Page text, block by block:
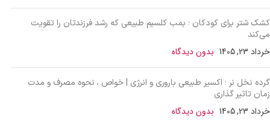
کشک شتر برای کودکان ؛ بمب کلسیم طبیعی که رشد فرزندتان را تقویت
می‌کند
خرداد 23, 1405 بدون دیدگاه
گرده نخل نر ؛ اکسیر طبیعی باروری و انرژی | خواص ، نحوه مصرف و مدت
زمان تاثیر گذاری
خرداد 23, 1405 بدون دیدگاه